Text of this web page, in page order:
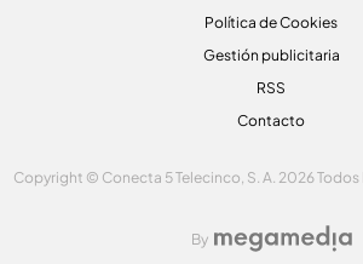
Política de Cookies
Gestión publicitaria
RSS
Contacto
Copyright © Conecta 5 Telecinco, S. A. 2026
By